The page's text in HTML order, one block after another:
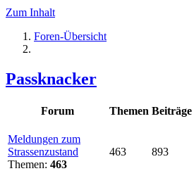
Zum Inhalt
Foren-Übersicht
Passknacker
Forum Themen Beiträge
Meldungen zum
Strassenzustand
Themen: 463
463 893